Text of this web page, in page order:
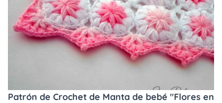
Patrón de Crochet de Manta de bebé "Flores en